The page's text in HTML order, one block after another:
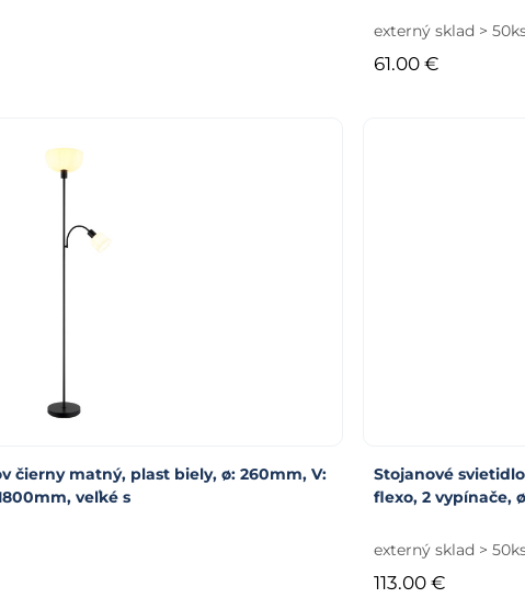
externý sklad >
61.00 €
čierny matný, plast biely, ø: 260mm, V:
veľké s
Stojanové
flexo, 2 vypínače,
externý sklad >
113.00 €